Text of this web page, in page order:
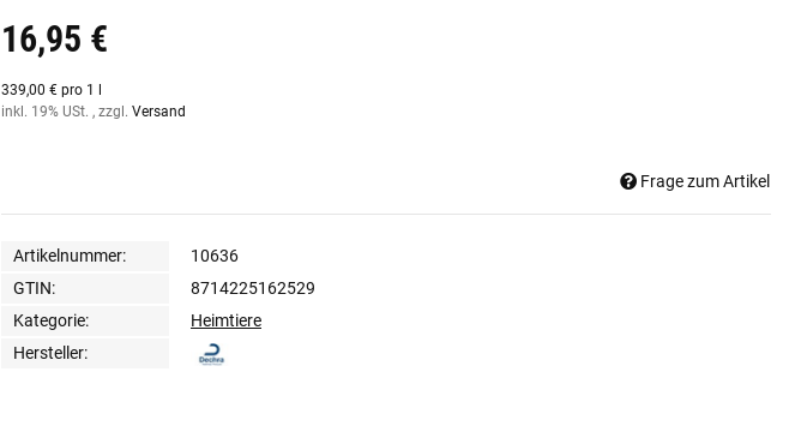
16,95 €
339,00 € pro 1 l
inkl. 19% USt. , zzgl. Versand
Frage zum Artikel
Artikelnummer:
10636
GTIN:
8714225162529
Kategorie:
Heimtiere
Hersteller: